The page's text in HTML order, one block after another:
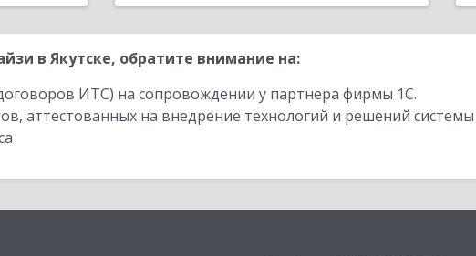
в Якутске, обратите внимание на:
ИТС) на сопровождении у партнера фирмы 1С.
аттестованных на внедрение технологий и решений